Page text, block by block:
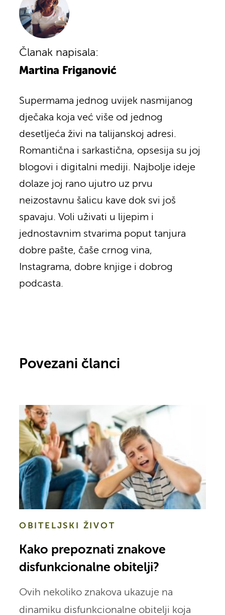
Članak napisala:
Martina Friganović
Supermama jednog uvijek nasmijanog
dječaka koja već više od jednog
desetljeća živi na talijanskoj adresi.
Romantična i sarkastična, opsesija su joj
blogovi i digitalni mediji. Najbolje ideje
dolaze joj rano ujutro uz prvu
neizostavnu šalicu kave dok svi još
spavaju. Voli uživati u lijepim i
jednostavnim stvarima poput tanjura
dobre pašte, čaše crnog vina,
Instagrama, dobre knjige i dobrog
podcasta.
Povezani članci
OBITELJSKI ŽIVOT
Kako prepoznati znakove
disfunkcionalne obitelji?
Ovih nekoliko znakova ukazuje na
dinamiku disfunkcionalne obitelji koja